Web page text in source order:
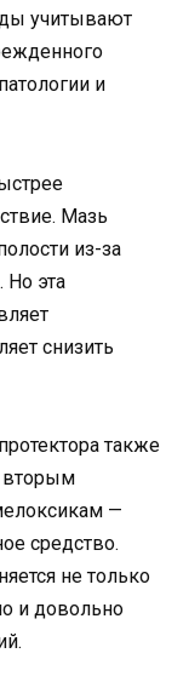
учитывают
и
Мазь
из-за
Но эта
снизить
также
вторым
—
средство.
не только
и довольно